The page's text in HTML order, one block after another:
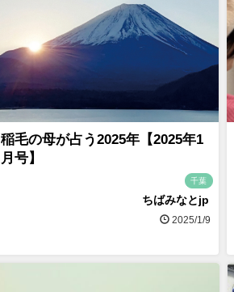
稲毛の母が占う2025年【2025年1
月号】
千葉
ちばみなとjp
2025/1/9